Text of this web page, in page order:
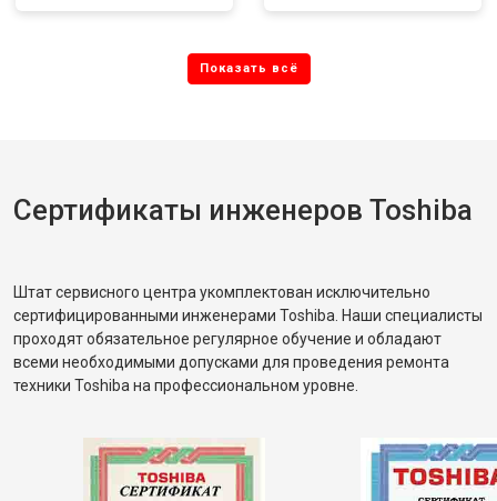
Сертификаты инженеров Toshiba
Штат сервисного центра укомплектован исключительно
сертифицированными инженерами Toshiba. Наши специалисты
проходят обязательное регулярное обучение и обладают
всеми необходимыми допусками для проведения ремонта
техники Toshiba на профессиональном уровне.